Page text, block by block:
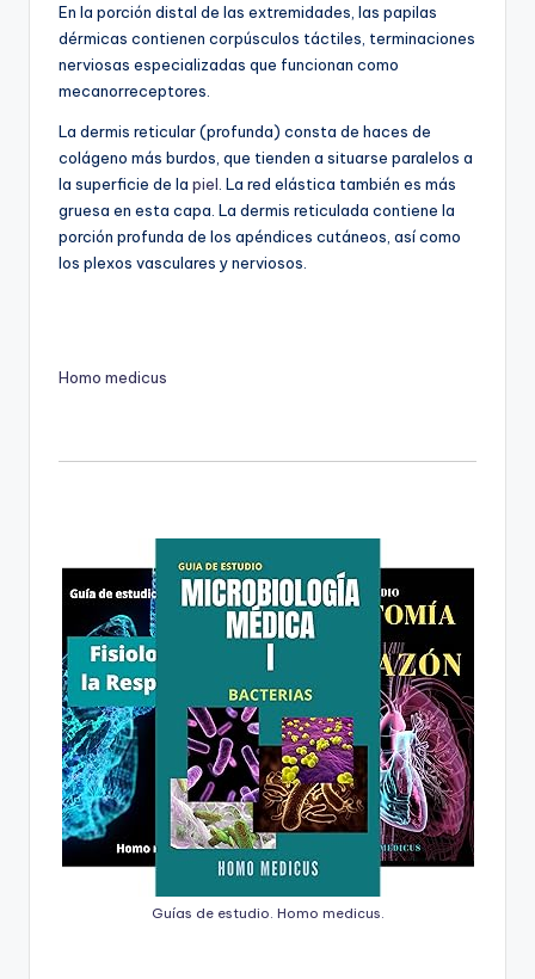
En la porción distal de las extremidades, las papilas
dérmicas contienen corpúsculos táctiles, terminaciones
nerviosas especializadas que funcionan como
mecanorreceptores.
La dermis reticular (profunda) consta de haces de
colágeno más burdos, que tienden a situarse paralelos a
la superficie de la piel . La red elástica también es más
gruesa en esta capa. La dermis reticulada contiene la
porción profunda de los apéndices cutáneos, así como
los plexos vasculares y nerviosos.
Homo medicus
Guías de estudio. Homo medicus.